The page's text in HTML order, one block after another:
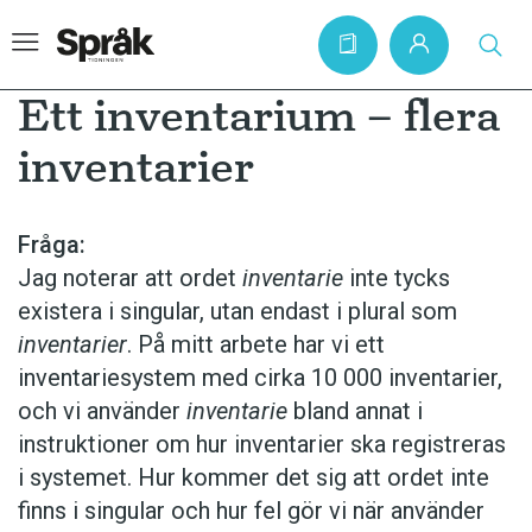
Artiklar
Krönikor
Språkfrågor
Skrivtips
Bokrecensioner
Kviss
Podden
Ett inventarium – flera
inventarier
Fråga:
Jag noterar att ordet inventarie inte tycks
existera i singular, utan endast i plural som
inventarier. På mitt arbete har vi ett
inventariesystem med cirka 10 000 inventarier,
och vi använder inventarie bland annat i
instruktioner om hur inventarier ska registreras
i systemet. Hur kommer det sig att ordet inte
finns i singular och hur fel gör vi när använder